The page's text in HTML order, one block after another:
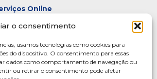
o consentimento
usamos tecnologias como cookies para
do dispositivo. O consentimento para essas
dados como comportamento de navegação ou
ou retirar o consentimento pode afetar
Online
de Presidentes